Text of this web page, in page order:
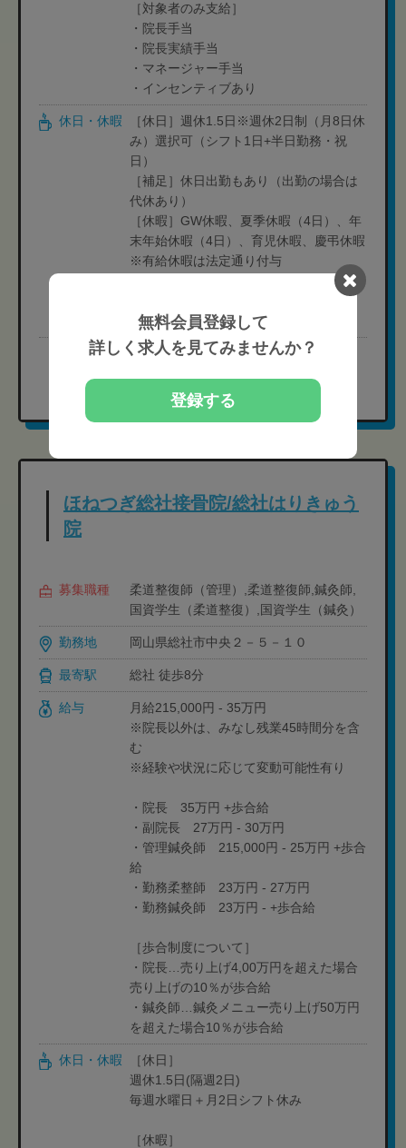
［対象者のみ支給］
・院長手当
・院長実績手当
・マネージャー手当
・インセンティブあり
休日・休暇
［休日］週休1.5日※週休2日制（月8日休
み）選択可（シフト1日+半日勤務・祝
日）
［補足］休日出勤もあり（出勤の場合は
代休あり）
［休暇］GW休暇、夏季休暇（4日）、年
末年始休暇（4日）、育児休暇、慶弔休暇
※有給休暇は法定通り付与
［年間休日］人材紹介担当者にお問い合
［有給消化率］80%
完全無料
ほねつぎ総社接骨院/総社はりきゅう
院
募集職種
柔道整復師（管理）,柔道整復師,鍼灸師,
国資学生（柔道整復）,国資学生（鍼灸）
勤務地 岡山県総社市中央２－５－１０
最寄駅 総社 徒歩8分
給与
月給215,000円 - 35万円
※院長以外は、みなし残業45時間分を含
む
※経験や状況に応じて変動可能性有り
・院長 35万円 +歩合給
・副院長 27万円 - 30万円
・管理鍼灸師 215,000円 - 25万円 +歩合
給
・勤務柔整師 23万円 - 27万円
・勤務鍼灸師 23万円 - +歩合給
［歩合制度について］
・院長…売り上げ4,00万円を超えた場合
売り上げの10％が歩合給
・鍼灸師…鍼灸メニュー売り上げ50万円
を超えた場合10％が歩合給
休日・休暇
［休日］
週休1.5日(隔週2日)
毎週水曜日＋月2日シフト休み
［休暇］
無料会員登録して
詳しく求人を見てみませんか？
登録する